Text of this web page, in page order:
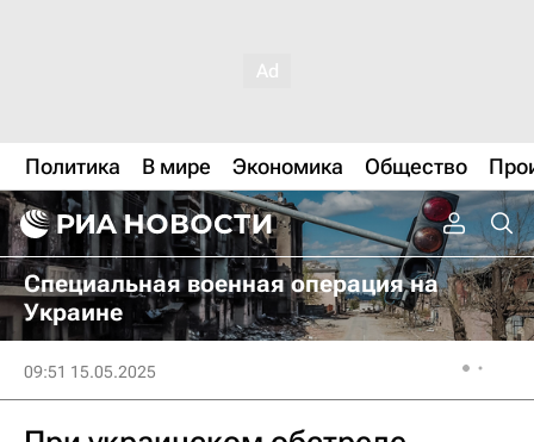
Политика В мире Экономика Общество
Специальная военная операция на
Украине
09:51 15.05.2025